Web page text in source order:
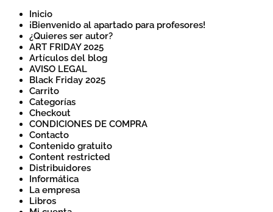
Inicio
¡Bienvenido al apartado para profesores!
¿Quieres ser autor?
ART FRIDAY 2025
Artículos del blog
AVISO LEGAL
Black Friday 2025
Carrito
Categorías
Checkout
CONDICIONES DE COMPRA
Contacto
Contenido gratuito
Content restricted
Distribuidores
Informática
La empresa
Libros